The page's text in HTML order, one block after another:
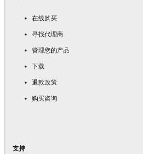
在线购买
寻找代理商
管理您的产品
下载
退款政策
购买咨询
支持